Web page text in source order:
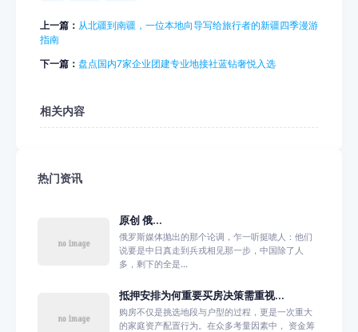
上一篇： 从北疆到南疆，一位本地向导写给旅行者的新疆四季漫游
指南
下一篇： 盘点国内7家企业团建专业地接社蓝钻奢悦入选
相关内容
热门资讯
原创 俄...
俄罗斯媒体抛出的那个论调，乍一听挺唬人：他们
说要是中日真走到兵戎相见那一步，中国除了人
多，剩下的全是...
抵押安排为何重要买房决策需重视...
购房不仅是挑选地段与户型的过程，更是一次重大
的家庭资产配置行为。在众多考量因素中， 资金筹